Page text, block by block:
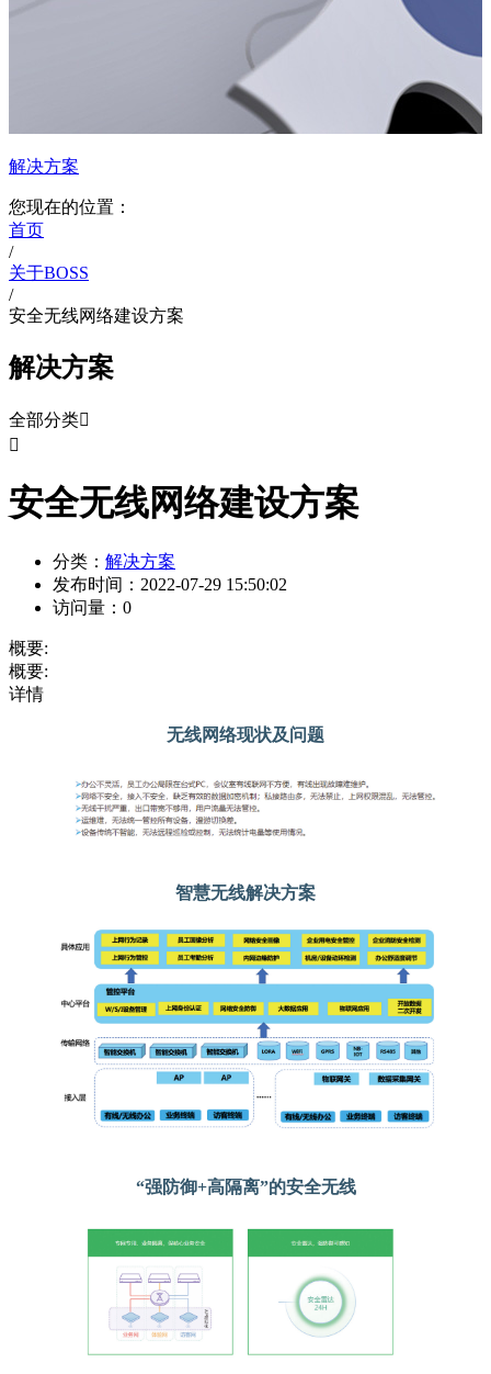
解决方案
您现在的位置：
首页
/
关于BOSS
/
安全无线网络建设方案
解决方案
全部分类

安全无线网络建设方案
分类： 解决方案
发布时间： 2022-07-29 15:50:02
访问量： 0
概要:
概要:
详情
无线网络现状及问题
智慧无线解决方案
“强防御+高隔离”的安全无线